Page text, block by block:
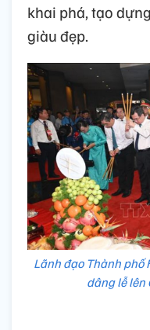
khai phá, tạo
giàu đẹp.
Lãnh đạo Thành phố
dâng lễ lên